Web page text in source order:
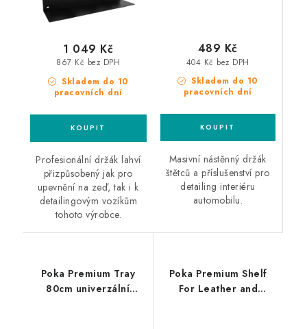
Skladem do 10
pracovních dní
867 Kč bez DPH
1 049 Kč
Profesionální držák lahví
přizpůsobený jak pro
upevnění na zeď, tak i k
detailingovým vozíkům
tohoto výrobce.
Skladem do 10
pracovních dní
404 Kč bez DPH
489 Kč
Masivní nástěnný držák
štětců a příslušenství pro
detailing interiéru
automobilu.
Poka Premium Tray
80cm univerzální
Poka Premium Shelf
For Leather and